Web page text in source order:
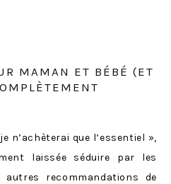
MAMAN ET BÉBÉ (ET
n’achèterai que l’essentiel »,
laissée séduire par les
recommandations de